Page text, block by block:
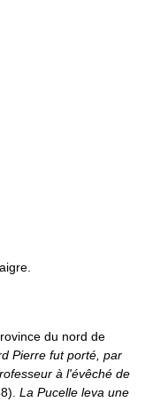
du nord de
Pierre fut porté, par
à l'évêché de
La Pucelle leva une